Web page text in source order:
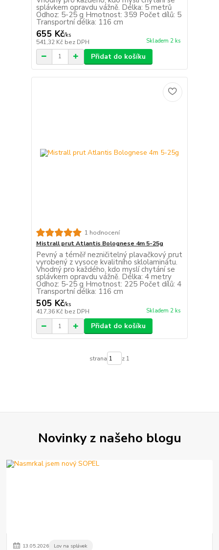
splávkem opravdu vážně. Délka: 5 metrů
Odhoz: 5-25 g Hmotnost: 359 Počet dílů: 5
Transportní délka: 116 cm
655 Kč/ks
541,32 Kč bez DPH Skladem 2 ks
Přidat do košíku
1 hodnocení
Mistrall prut Atlantis Bolognese 4m 5-25g
Pevný a téměř nezničitelný plavačkový prut
vyrobený z vysoce kvalitního sklolaminátu.
Vhodný pro každého, kdo myslí chytání se
splávkem opravdu vážně. Délka: 4 metry
Odhoz: 5-25 g Hmotnost: 225 Počet dílů: 4
Transportní délka: 116 cm
505 Kč/ks
417,36 Kč bez DPH Skladem 2 ks
Přidat do košíku
strana z 1
Novinky z našeho blogu
13.05.2026 Lov na splávek